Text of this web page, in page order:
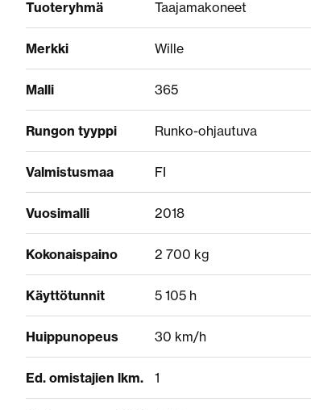
Tuoteryhmä Taajamakoneet
Merkki Wille
Malli 365
Rungon tyyppi Runko-ohjautuva
Valmistusmaa FI
Vuosimalli 2018
Kokonaispaino 2 700 kg
Käyttötunnit 5 105 h
Huippunopeus 30 km/h
Ed. omistajien lkm. 1